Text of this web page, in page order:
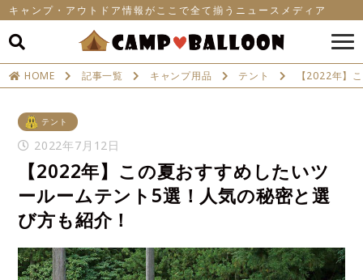
キャンプ・アウトドア情報がここで全て揃うニュースメディア
HOME 記事一覧 キャンプ用品 テント 【2022年】
テント
2022年7月12日
【2022年】この夏おすすめしたいツ
ールームテント5選！人気の秘密と選
び方も紹介！